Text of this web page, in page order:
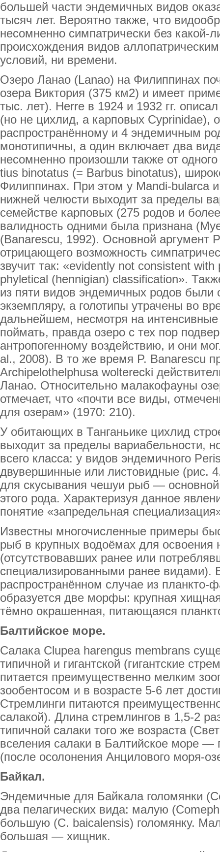
большей части эндемичных видов
тысяч лет. Вероятно также, что
несомненно симпатрически без какой-
происхождения видов
условий, ни времени.
Озеро Ланао (Lanao) на Филиппинах
озера Виктория (375 км2) и имеет
тыс. лет). Herre в 1924 и 1932 гг.
(но не цихлид, а карповых Cyprinidae),
распространённому и 4 эндемичным
монотипичны, а один включает два
несомненно произошли также от
tius binotatus (= Barbus binotatus),
Филиппинах. При этом у Mandi-bularca
нижней челюсти выходит за пределы
семействе карповых (275 родов и
валидность одними была признана
(Banarescu, 1992). Основной аргумент
отрицающего возможность
звучит так: «evidently not consistent
phyletical (hennigian) classification».
из пяти видов эндемичных родов были
экземпляру, а голотипы утрачены во
дальнейшем, несмотря на
поймать, правда озеро с тех пор
антропогенному воздействию, и они
al., 2008). В то же время P. Banarescu
Archipelothelphusa wolterecki
Ланао. Относительно малакофауны
отмечает, что «почти все виды,
для озерам» (1970: 210).
У обитающих в Танганьике цихлид
выходит за пределы вариабельности,
всего класса: у видов эндемичного
двувершинные или листовидные (рис.
для скусывания чешуи рыб —
этого рода. Характеризуя данное
понятие «запредельная
Известны многочисленные примеры
рыб в крупных водоёмах для освоения
(отсутствовавших ранее или
специализированными ранее видами).
распространённом случае из планкто-
образуется две морфы: крупная
тёмно окрашенная, питающаяся
Балтийское море.
Салака Clupea harengus membrans
типичной и гигантской (гигантские
питается преимущественно мелким
зообентосом и в возрасте 5-6 лет
Стремлинги питаются
салакой). Длина стремлингов в 1,5-2
типичной салаки того же возраста
вселения салаки в Балтийское море —
(после осолонения Анцилового моря-
Байкал.
Эндемичные для Байкала голомянки
два пелагических вида: малую
большую (C. baicalensis) голомянку.
большая — хищник.